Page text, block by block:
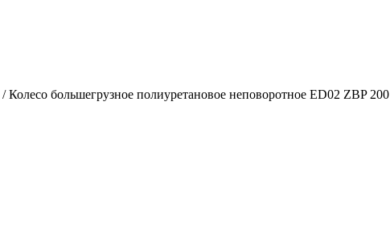
/Колесо большегрузное полиуретановое неповоротное ED02 ZBP 200